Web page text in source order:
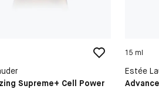
Supreme+ Cell Power
15 ml
Estée